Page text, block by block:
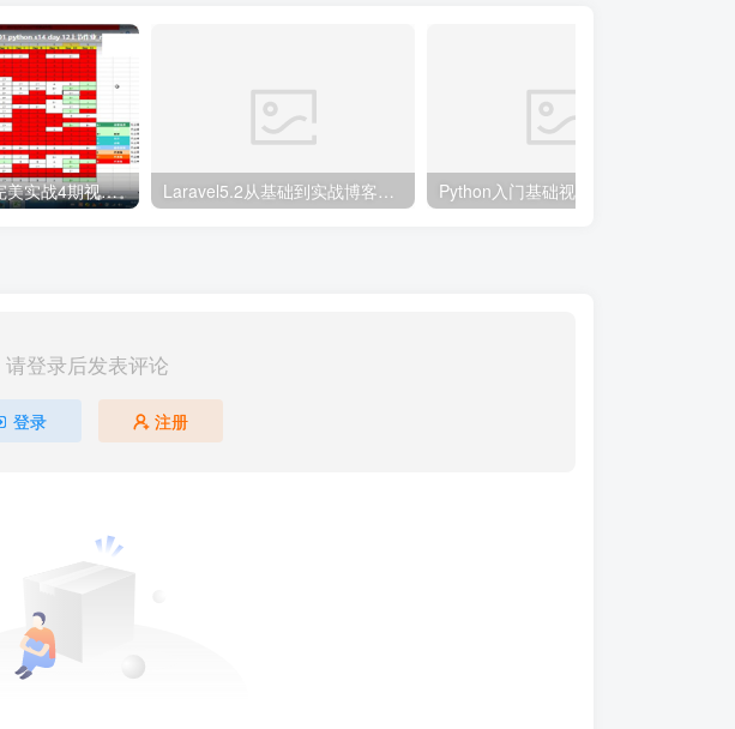
老男孩Python完美实战4期视频教程 28周Python视频教程 Laravel5.2从基础到实战博客项目开发 Python入门基础视频教程
请登录后发表评论
登录 注册